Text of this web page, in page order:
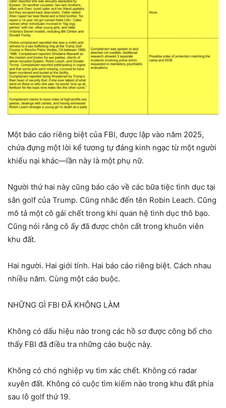
Một báo cáo riêng biệt của FBI, được lập vào năm 2025,
chứa đựng một lời kể tương tự đáng kinh ngạc từ một người
khiếu nại khác—lần này là một phụ nữ.
Người thứ hai này cũng báo cáo về các bữa tiệc tình dục tại
sân golf của Trump. Cũng nhắc đến tên Robin Leach. Cũng
mô tả một cô gái chết trong khi quan hệ tình dục thô bạo.
Cũng nói rằng cô ấy đã được chôn cất trong khuôn viên
khu đất.
Hai người. Hai giới tính. Hai báo cáo riêng biệt. Cách nhau
nhiều năm. Cùng một cáo buộc.
NHỮNG GÌ FBI ĐÃ KHÔNG LÀM
Không có dấu hiệu nào trong các hồ sơ được công bố cho
thấy FBI đã điều tra những cáo buộc này.
Không có chó nghiệp vụ tìm xác chết. Không có radar
xuyên đất. Không có cuộc tìm kiếm nào trong khu đất phía
sau lỗ golf thứ 19.